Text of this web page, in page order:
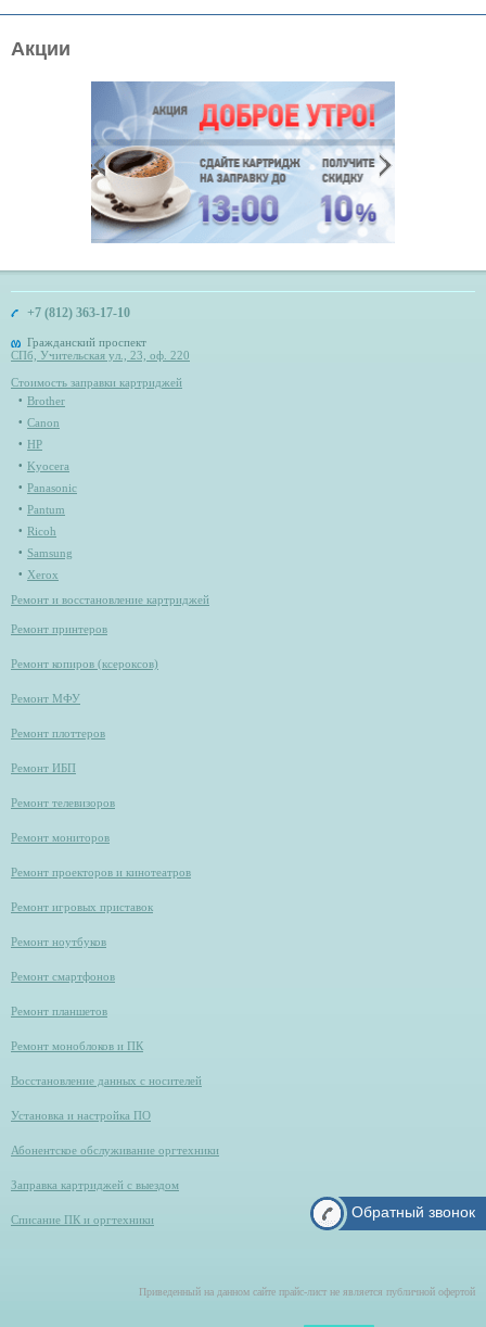
Акции
Обратный звонок
+7 (812) 363-17-10
Гражданский проспект
СПб, Учительская ул., 23, оф. 220
Стоимость заправки картриджей
Brother
Canon
HP
Kyocera
Panasonic
Pantum
Ricoh
Samsung
Xerox
Ремонт и восстановление картриджей
Ремонт принтеров
Ремонт копиров (ксероксов)
Ремонт МФУ
Ремонт плоттеров
Ремонт ИБП
Ремонт телевизоров
Ремонт мониторов
Ремонт проекторов и кинотеатров
Ремонт игровых приставок
Ремонт ноутбуков
Ремонт смартфонов
Ремонт планшетов
Ремонт моноблоков и ПК
Восстановление данных с носителей
Установка и настройка ПО
Абонентское обслуживание оргтехники
Заправка картриджей с выездом
Списание ПК и оргтехники
Приведенный на данном сайте прайс-лист не является публичной офертой